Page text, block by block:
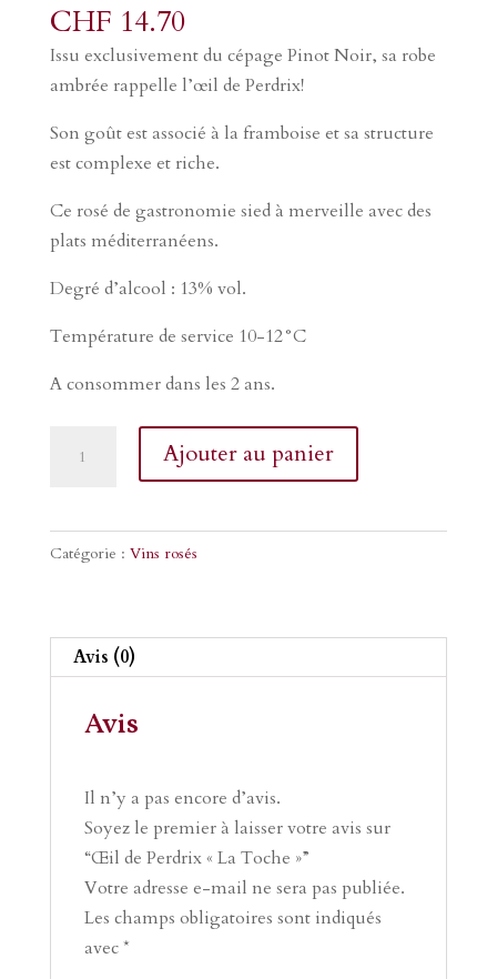
CHF 14.70
Issu exclusivement du cépage Pinot Noir, sa robe
ambrée rappelle l’œil de Perdrix!
Son goût est associé à la framboise et sa structure
est complexe et riche.
Ce rosé de gastronomie sied à merveille avec des
plats méditerranéens.
Degré d’alcool : 13% vol.
Température de service 10-12°C
A consommer dans les 2 ans.
de
Perdrix
Toche
»
Ajouter au panier
Catégorie : Vins rosés
Avis (0)
Avis
Il n’y a pas encore d’avis.
Soyez le premier à laisser votre avis sur
“Œil de Perdrix « La Toche »”
Votre adresse e-mail ne sera pas publiée.
Les champs obligatoires sont indiqués
avec*